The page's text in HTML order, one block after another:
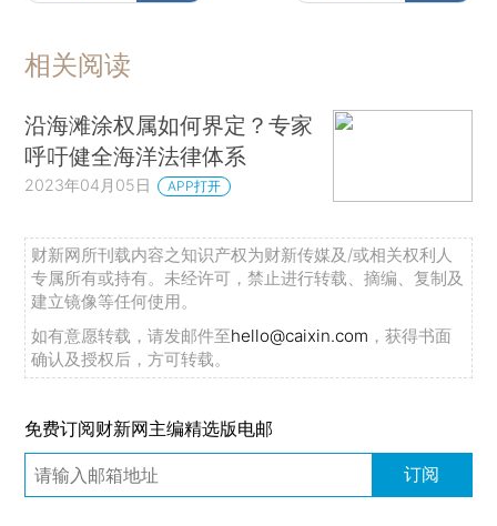
相关阅读
沿海滩涂权属如何界定？专家
呼吁健全海洋法律体系
2023年04月05日 APP打开
财新网所刊载内容之知识产权为财新传媒及/或相关权利人
专属所有或持有。未经许可，禁止进行转载、摘编、复制及
建立镜像等任何使用。
如有意愿转载，请发邮件至hello@caixin.com ，获得书面
确认及授权后，方可转载。
免费订阅财新网主编精选版电邮
订阅